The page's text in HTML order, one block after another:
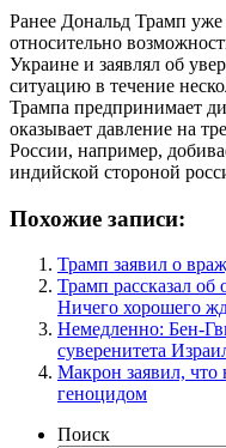
Ранее Дональд Трамп
относительно
Украине и заявлял об
ситуацию в течение
Трампа предпринимает
оказывает давление на
России, например,
индийской стороной
Похожие записи:
Трамп заявил о
Трамп рассказал
Ничего хорошего
Немедленно: Бен-
суверенитета
Макрон заявил, что
геноцидом
Поиск